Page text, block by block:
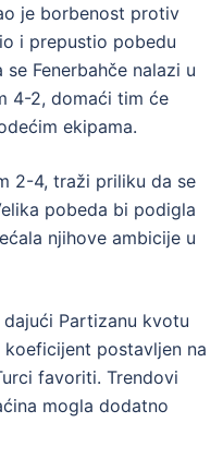
je borbenost protiv
i prepustio pobedu
Fenerbahče nalazi u
4-2, domaći tim će
ekipama.
2-4, traži priliku da se
pobeda bi podigla
njihove ambicije u
Partizanu kvotu
postavljen na
favoriti. Trendovi
mogla dodatno